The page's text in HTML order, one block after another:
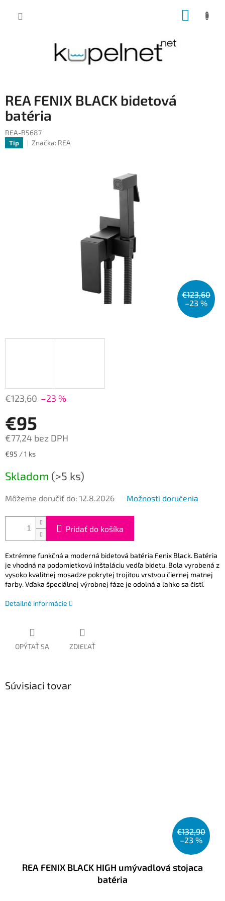
REA FENIX BLACK bidetová
batéria
REA-B5687
Tip Značka: REA
€123,60
–23 %
€123,60 –23 %
€95
€77,24 bez DPH
Jednotková
€95 / 1 ks
Skladom (>5 ks)
Môžeme doručiť do: 12.8.2026 Možnosti doručenia
Pridať do košíka
Extrémne funkčná a moderná bidetová batéria Fenix ​​​​Black. Batéria
je vhodná na podomietkovú inštaláciu vedľa bidetu. Bola vyrobená z
vysoko kvalitnej mosadze pokrytej trojitou vrstvou čiernej matnej
farby.Vďaka špeciálnej výrobnej fáze je odolná a ľahko sa čistí.
Detailné informácie
OPÝTAŤ SA ZDIEĽAŤ
Súvisiaci tovar
€132,90
–23 %
REA FENIX BLACK HIGH umývadlová stojaca
batéria